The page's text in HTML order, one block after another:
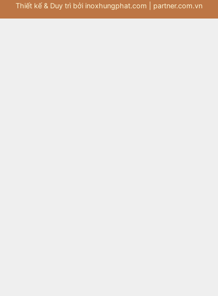
Thiết kế & Duy trì bởi inoxhungphat.com | partner.com.vn